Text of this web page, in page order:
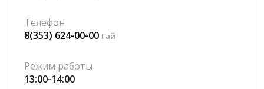
Телефон
8(353) 624-00-00 Гай
Режим работы
13:00-14:00